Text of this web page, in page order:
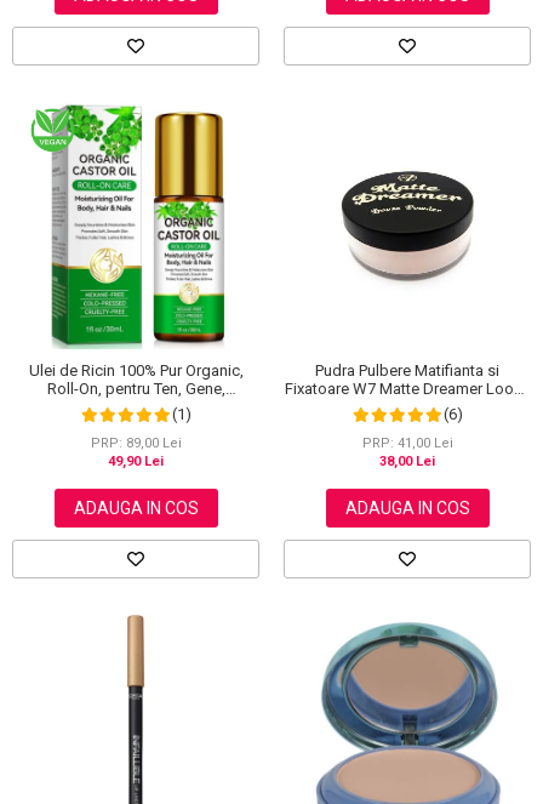
Ulei de Ricin 100% Pur Organic,
Roll-On, pentru Ten, Gene,
Sprancene, Unghii, 30 ml
(1)
PRP: 89,00 Lei
49,90 Lei
ADAUGA IN COS
Pudra Pulbere Matifianta si
Fixatoare W7 Matte Dreamer Loose
Powder - Classy Cameo, 20g
(6)
PRP: 41,00 Lei
38,00 Lei
ADAUGA IN COS